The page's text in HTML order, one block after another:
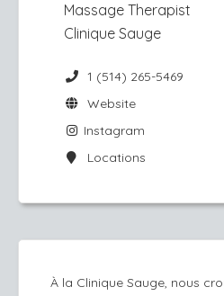
Massage Therapist
Clinique Sauge
1 (514) 265-5469
Website
Instagram
Locations
À la Clinique Sauge, nous